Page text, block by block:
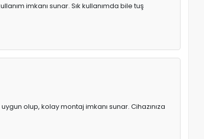
imkanı sunar. Sık kullanımda bile tuş
olup, kolay montaj imkanı sunar. Cihazınıza